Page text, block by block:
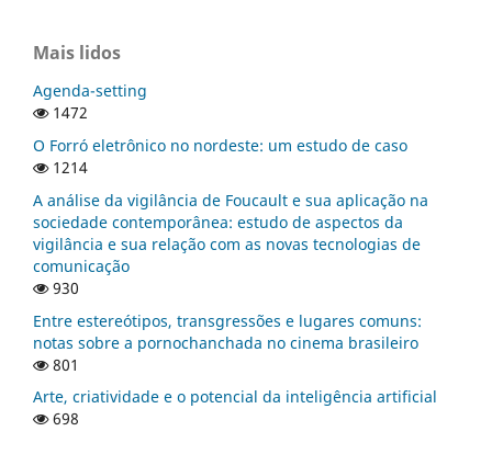
Mais lidos
Agenda-setting
1472
O Forró eletrônico no nordeste: um estudo de caso
1214
A análise da vigilância de Foucault e sua aplicação na
sociedade contemporânea: estudo de aspectos da
vigilância e sua relação com as novas tecnologias de
comunicação
930
Entre estereótipos, transgressões e lugares comuns:
notas sobre a pornochanchada no cinema brasileiro
801
Arte, criatividade e o potencial da inteligência artificial
698